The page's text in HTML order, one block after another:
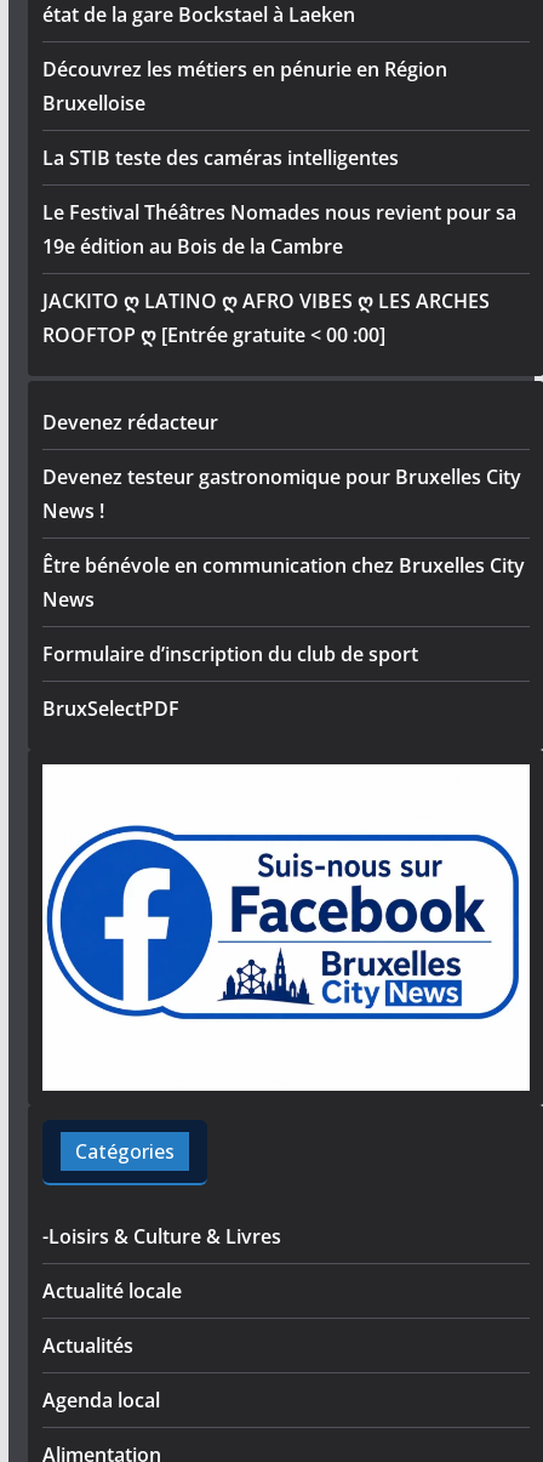
état de la gare Bockstael à Laeken
Découvrez les métiers en pénurie en Région
Bruxelloise
La STIB teste des caméras intelligentes
Le Festival Théâtres Nomades nous revient pour sa
19e édition au Bois de la Cambre
JACKITO ღ LATINO ღ AFRO VIBES ღ LES ARCHES
ROOFTOP ღ [Entrée gratuite < 00 :00]
Devenez rédacteur
Devenez testeur gastronomique pour Bruxelles City
News !
Être bénévole en communication chez Bruxelles City
News
Formulaire d’inscription du club de sport
BruxSelectPDF
Catégories
-Loisirs & Culture & Livres
Actualité locale
Actualités
Agenda local
Alimentation